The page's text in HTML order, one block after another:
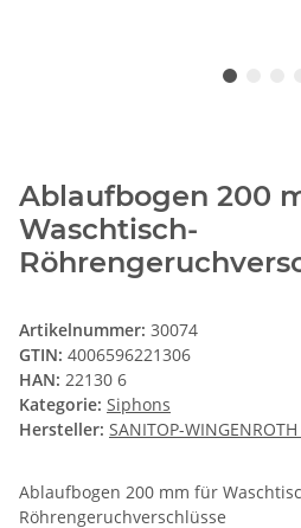
Ablaufbogen 200
Waschtisch-
Artikelnummer: 30074
GTIN: 4006596221306
HAN: 22130 6
Kategorie: Siphons
Hersteller: SANITOP-
Ablaufbogen 200 mm für
Röhrengeruchverschlüsse